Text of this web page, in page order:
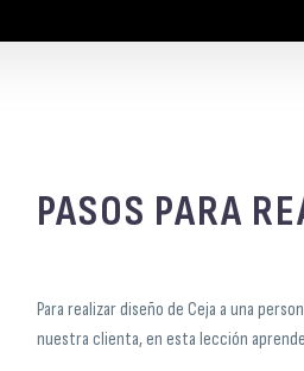
PASOS PARA
Para realizar diseño de Ceja a una
nuestra clienta, en esta lección